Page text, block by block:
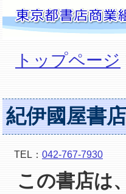
トップページ
紀伊國屋書
TEL： 042-767-7930
この書店は